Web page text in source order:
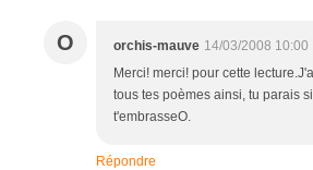
O orchis-mauve 14/03/2008 10:00
Merci! merci! pour cette
tous tes poèmes ainsi, tu parais
t'embrasseO.
Répondre